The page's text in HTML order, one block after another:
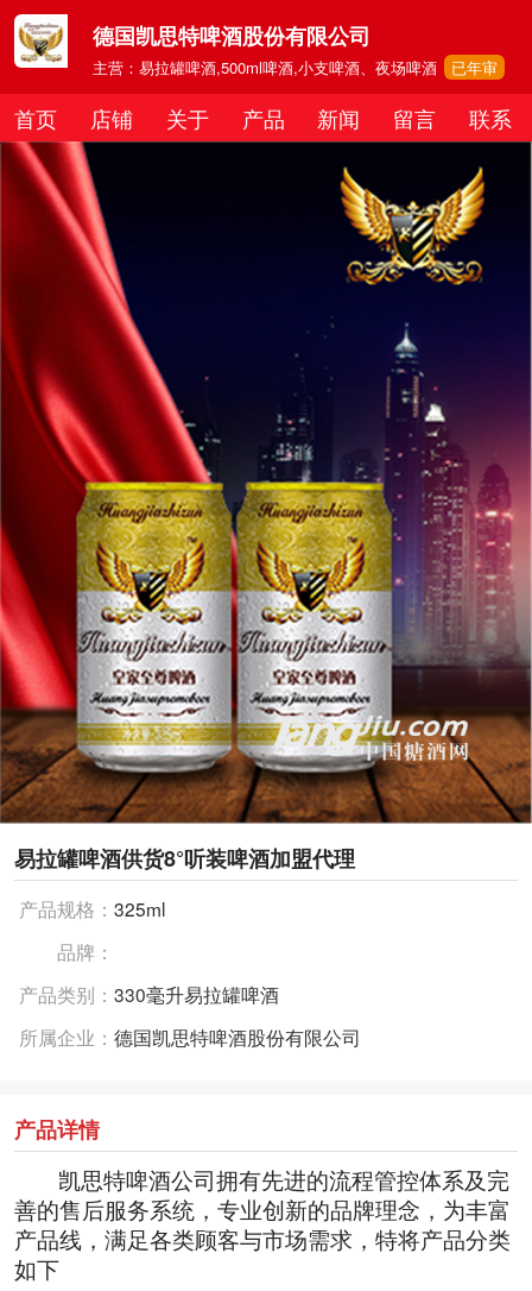
德国凯思特啤酒股份有限公司
主营：易拉罐啤酒,500ml啤酒,小支啤酒、夜场啤酒 已年审
首页 店铺 关于 产品 新闻 留言 联系
易拉罐啤酒供货8°听装啤酒加盟代理
产品规格： 325ml
品牌：
产品类别： 330毫升易拉罐啤酒
所属企业： 德国凯思特啤酒股份有限公司
产品详情
凯思特啤酒公司拥有先进的流程管控体系及完
善的售后服务系统，专业创新的品牌理念，为丰富
产品线，满足各类顾客与市场需求，特将产品分类
如下